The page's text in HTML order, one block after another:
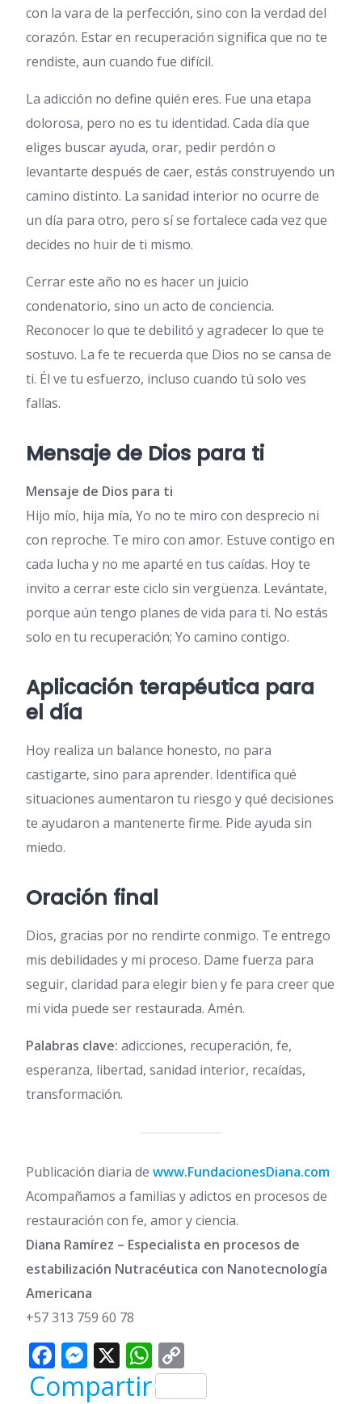
con la vara de la perfección, sino con la verdad del
corazón. Estar en recuperación significa que no te
rendiste, aun cuando fue difícil.
La adicción no define quién eres. Fue una etapa
dolorosa, pero no es tu identidad. Cada día que
eliges buscar ayuda, orar, pedir perdón o
levantarte después de caer, estás construyendo un
camino distinto. La sanidad interior no ocurre de
un día para otro, pero sí se fortalece cada vez que
decides no huir de ti mismo.
Cerrar este año no es hacer un juicio
condenatorio, sino un acto de conciencia.
Reconocer lo que te debilitó y agradecer lo que te
sostuvo. La fe te recuerda que Dios no se cansa de
ti. Él ve tu esfuerzo, incluso cuando tú solo ves
fallas.
Mensaje de Dios para ti
Mensaje de Dios para ti
Hijo mío, hija mía, Yo no te miro con desprecio ni
con reproche. Te miro con amor. Estuve contigo en
cada lucha y no me aparté en tus caídas. Hoy te
invito a cerrar este ciclo sin vergüenza. Levántate,
porque aún tengo planes de vida para ti. No estás
solo en tu recuperación; Yo camino contigo.
Aplicación terapéutica para
el día
Hoy realiza un balance honesto, no para
castigarte, sino para aprender. Identifica qué
situaciones aumentaron tu riesgo y qué decisiones
te ayudaron a mantenerte firme. Pide ayuda sin
miedo.
Oración final
Dios, gracias por no rendirte conmigo. Te entrego
mis debilidades y mi proceso. Dame fuerza para
seguir, claridad para elegir bien y fe para creer que
mi vida puede ser restaurada. Amén.
Palabras clave: adicciones, recuperación, fe,
esperanza, libertad, sanidad interior, recaídas,
transformación.
Publicación diaria de www.FundacionesDiana.com
Acompañamos a familias y adictos en procesos de
restauración con fe, amor y ciencia.
Diana Ramírez – Especialista en procesos de
estabilización Nutracéutica con Nanotecnología
Americana
+57 313 759 60 78
Facebook
Messenger
X WhatsApp
Link
Compartir